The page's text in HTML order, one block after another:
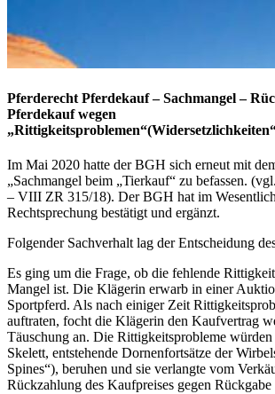
Pferderecht Pferdekauf – Sachmangel –
Pferdekauf wegen
Im Mai 2020 hatte der BGH sich erneut mit
„Sachmangel beim „Tierkauf“ zu befassen.
– VIII ZR 315/18). Der BGH hat im
Rechtsprechung bestätigt und ergänzt.
Folgender Sachverhalt lag der Entscheidung
Es ging um die Frage, ob die fehlende
Mangel ist. Die Klägerin erwarb in einer
Sportpferd. Als nach einiger Zeit
auftraten, focht die Klägerin den Kaufvertrag
Täuschung an. Die Rittigkeitsprobleme
Skelett, entstehende Dornenfortsätze der
Spines“), beruhen und sie verlangte vom
Rückzahlung des Kaufpreises gegen Rückgabe